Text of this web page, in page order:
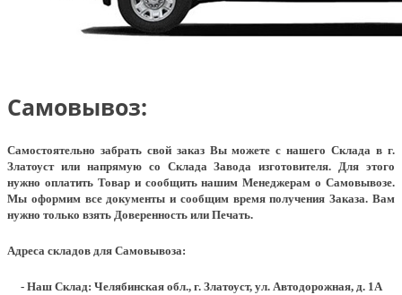
Самовывоз:
Самостоятельно забрать свой заказ Вы можете с нашего Склада в г.
Златоуст или напрямую со Склада Завода изготовителя. Для этого
нужно оплатить Товар и сообщить нашим Менеджерам о Самовывозе.
Мы оформим все документы и сообщим время получения Заказа. Вам
нужно только взять Доверенность или Печать.
Адреса складов для Самовывоза:
- Наш Склад: Челябинская обл., г. Златоуст, ул. Автодорожная, д. 1А